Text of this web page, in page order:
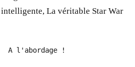
La véritable Star War